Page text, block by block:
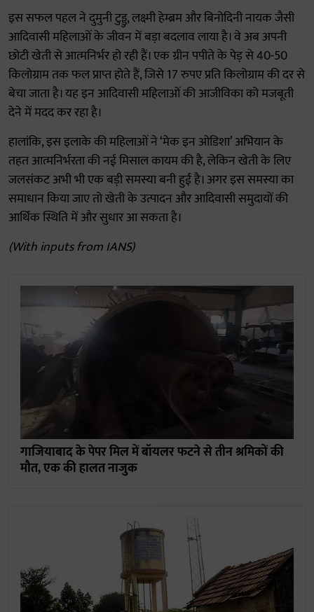
इस सफल पहल ने दुमुनी टुड्डु, लक्ष्मी हेम्ब्रम और बिनोदिनी नायक जैसी
आदिवासी महिलाओं के जीवन में बड़ा बदलाव लाया है। वे अब अपनी
छोटी खेती से आत्मनिर्भर हो रही हैं। एक ग्रीन पपीते के पेड़ से 40-50
किलोग्राम तक फल प्राप्त होते हैं, जिसे 17 रुपए प्रति किलोग्राम की दर से
बेचा जाता है। यह इन आदिवासी महिलाओं की आजीविका को मजबूती
देने में मदद कर रहा है।
हालांकि, इस इलाके की महिलाओं ने ‘मेक इन ओडिशा’ अभियान के
तहत आत्मनिर्भरता की नई मिसाल कायम की है, लेकिन खेती के लिए
जलसंकट अभी भी एक बड़ी समस्या बनी हुई है। अगर इस समस्या का
समाधान किया जाए तो खेती के उत्पादन और आदिवासी समुदायों की
आर्थिक स्थिति में और सुधार आ सकता है।
(With inputs from IANS)
गाजियाबाद के पेपर मिल में बॉयलर फटने से तीन श्रम‍िकों की
मौत, एक की हालत नाजुक